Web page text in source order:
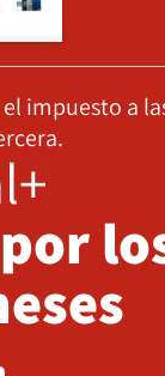
impuesto a